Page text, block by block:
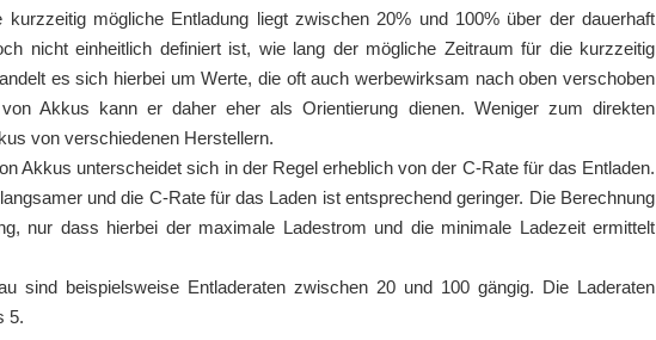
mögliche Entladung liegt zwischen 20% und 100% über der dauerhaft
nicht einheitlich definiert ist, wie lang der mögliche Zeitraum für die kurzzeitig
es sich hierbei um Werte, die oft auch werbewirksam nach oben verschoben
Akkus kann er daher eher als Orientierung dienen. Weniger zum direkten
von verschiedenen Herstellern.
Akkus unterscheidet sich in der Regel erheblich von der C-Rate für das Entladen.
und die C-Rate für das Laden ist entsprechend geringer. Die Berechnung
nur dass hierbei der maximale Ladestrom und die minimale Ladezeit ermittelt
sind beispielsweise Entladeraten zwischen 20 und 100 gängig. Die Laderaten
5.